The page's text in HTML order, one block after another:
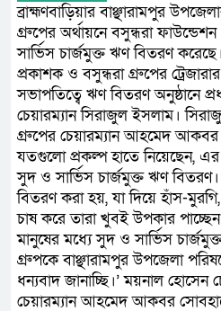
ব্রাহ্মণবাড়িয়ার বাঞ্ছারামপুর
গ্রুপের অর্থায়নে বসুন্ধরা
সার্ভিস চার্জমুক্ত ঋণ বিতরণ
প্রকাশক ও বসুন্ধরা গ্রুপের
সভাপতিত্বে ঋণ বিতরণ অনুষ্ঠানে
চেয়ারম্যান সিরাজুল ইসলাম।
গ্রুপের চেয়ারম্যান আহমেদ আকবর
যতগুলো প্রকল্প হাতে নিয়েছেন, এর
সুদ ও সার্ভিস চার্জমুক্ত ঋণ
বিতরণ করা হয়, যা দিয়ে হাঁস-
চাষ করে তারা খুবই উপকার
মানুষের মধ্যে সুদ ও সার্ভিস
গ্রুপকে বাঞ্ছারামপুর উপজেলা
ধন্যবাদ জানাচ্ছি।’ ময়নাল হোসেন
চেয়ারম্যান আহমেদ আকবর